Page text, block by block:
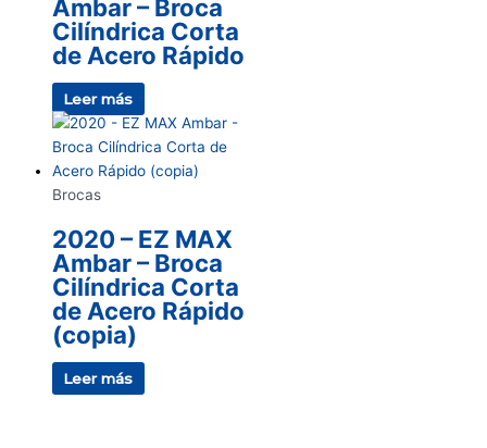
Ambar – Broca
Cilíndrica Corta
de Acero Rápido
Leer más
Brocas
2020 – EZ MAX
Ambar – Broca
Cilíndrica Corta
de Acero Rápido
(copia)
Leer más